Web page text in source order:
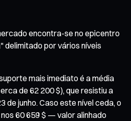
encontra-se no epicentro
delimitado por vários níveis
mais imediato é a média
de 62 200 $), que resistiu a
de junho. Caso este nível ceda, o
60 659 $ — valor alinhado